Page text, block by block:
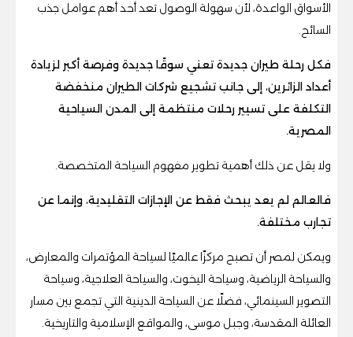
الأسواق الواعدة، لأن سهولة الوصول تعد أحد أهم عوامل جذب
السائح.
فكل رحلة طيران جديدة تعني سوقًا جديدة وفرصة أكبر لزيادة
أعداد الزائرين، إلى جانب تشجيع شركات الطيران منخفضة
التكلفة على تسيير رحلات منتظمة إلى المدن السياحية
المصرية.
ولا يقل عن ذلك أهمية تطوير مفهوم السياحة المتخصصة.
فالعالم لم يعد يبحث فقط عن الإجازات التقليدية، وإنما عن
تجارب مختلفة.
ويمكن لمصر أن تصبح مركزًا عالميًا لسياحة المؤتمرات والمعارض،
والسياحة الرياضية، وسياحة اليخوت، والسياحة العلاجية، وسياحة
التصوير السينمائي، فضلًا عن السياحة الدينية التي تجمع بين مسار
العائلة المقدسة، وجبل موسى، والمواقع الإسلامية والتاريخية.